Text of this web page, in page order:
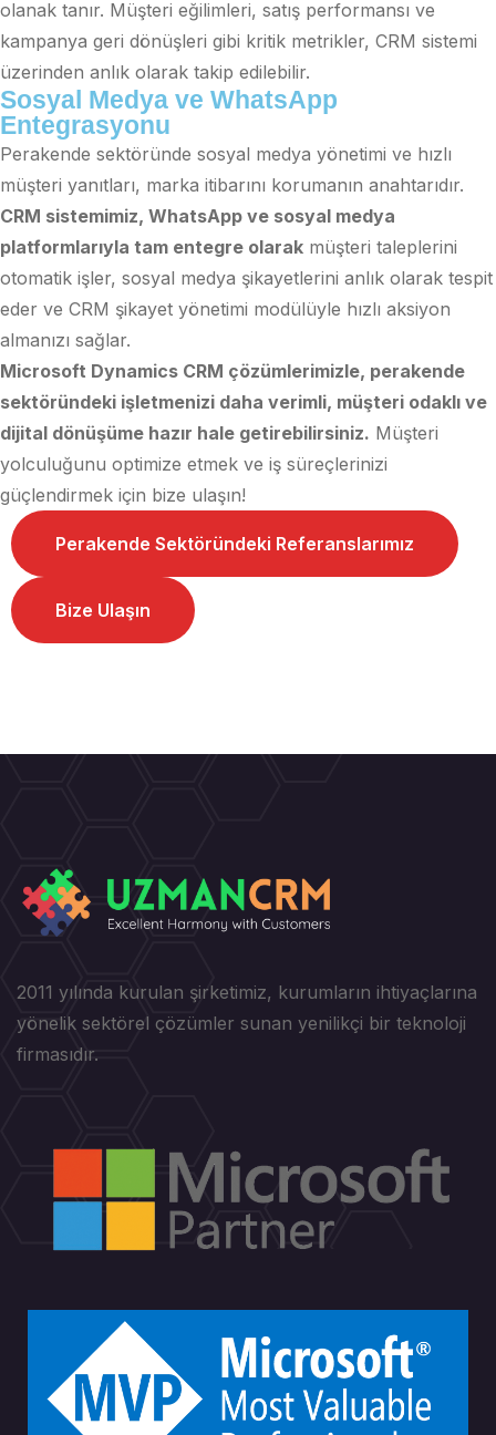
olanak tanır. Müşteri eğilimleri, satış performansı ve
kampanya geri dönüşleri gibi kritik metrikler, CRM sistemi
üzerinden anlık olarak takip edilebilir.
Sosyal Medya ve WhatsApp
Entegrasyonu
Perakende sektöründe sosyal medya yönetimi ve hızlı
müşteri yanıtları, marka itibarını korumanın anahtarıdır.
CRM sistemimiz, WhatsApp ve sosyal medya
platformlarıyla tam entegre olarak müşteri taleplerini
otomatik işler, sosyal medya şikayetlerini anlık olarak tespit
eder ve CRM şikayet yönetimi modülüyle hızlı aksiyon
almanızı sağlar.
Microsoft Dynamics CRM çözümlerimizle, perakende
sektöründeki işletmenizi daha verimli, müşteri odaklı ve
dijital dönüşüme hazır hale getirebilirsiniz. Müşteri
yolculuğunu optimize etmek ve iş süreçlerinizi
güçlendirmek için bize ulaşın!
Perakende Sektöründeki Referanslarımız
Bize Ulaşın
2011 yılında kurulan şirketimiz, kurumların ihtiyaçlarına
yönelik sektörel çözümler sunan yenilikçi bir teknoloji
firmasıdır.